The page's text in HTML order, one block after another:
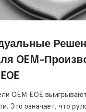
OEM-
OEM EOE
Это означает, что